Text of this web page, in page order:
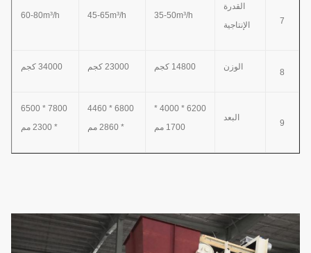
7
القدرة
الإنتاجية
35-50m³/h
45-65m³/h
60-80m³/h
8
الوزن 14800 كجم 23000 كجم 34000 كجم
9
البعد
6200 * 4000 *
1700 مم
6800 * 4460
* 2860 مم
7800 * 6500
* 2300 مم